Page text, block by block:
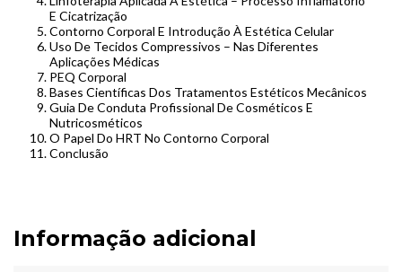
E Cicatrização
Contorno Corporal E Introdução À Estética Celular
Uso De Tecidos Compressivos – Nas Diferentes
Aplicações Médicas
PEQ Corporal
Bases Científicas Dos Tratamentos Estéticos Mecânicos
Guia De Conduta Profissional De Cosméticos E
Nutricosméticos
O Papel Do HRT No Contorno Corporal
Conclusão
Informação adicional